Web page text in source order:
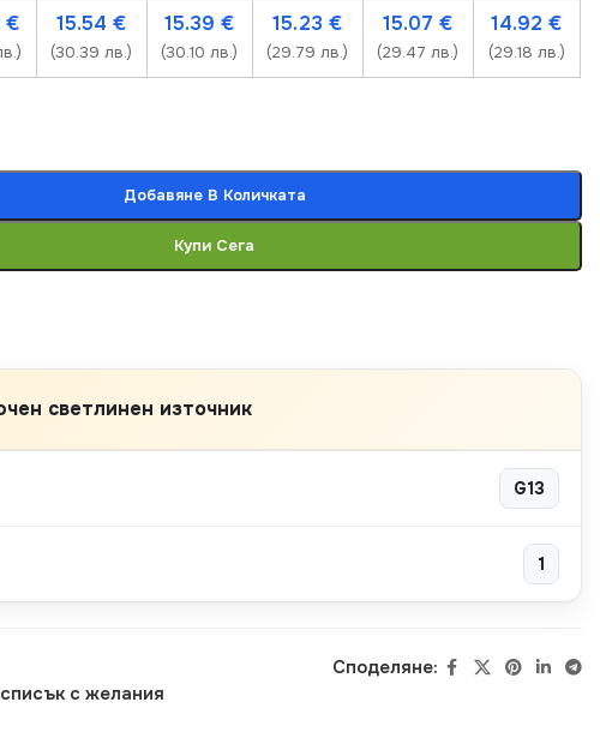
€ 15.54€
(30.39 лв.)
15.39€
(30.10 лв.)
15.23€
(29.79 лв.)
15.07€
(29.47 лв.)
14.92€
(29.18 лв.)
Добавяне В Количката
Купи Сега
светлинен източник
G13
1
с желания
Споделяне: